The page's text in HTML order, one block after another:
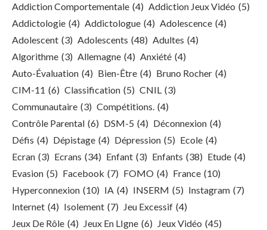
Addiction Comportementale (4) Addiction Jeux Vidéo (5)
Addictologie (4) Addictologue (4) Adolescence (4)
Adolescent (3) Adolescents (48) Adultes (4)
Algorithme (3) Allemagne (4) Anxiété (4)
Auto-Évaluation (4) Bien-Être (4) Bruno Rocher (4)
CIM-11 (6) Classification (5) CNIL (3)
Communautaire (3) Compétitions. (4)
Contrôle Parental (6) DSM-5 (4) Déconnexion (4)
Défis (4) Dépistage (4) Dépression (5) Ecole (4)
Ecran (3) Ecrans (34) Enfant (3) Enfants (38) Etude (4)
Evasion (5) Facebook (7) FOMO (4) France (10)
Hyperconnexion (10) IA (4) INSERM (5) Instagram (7)
Internet (4) Isolement (7) Jeu Excessif (4)
Jeux De Rôle (4) Jeux En LIgne (6) Jeux Vidéo (45)